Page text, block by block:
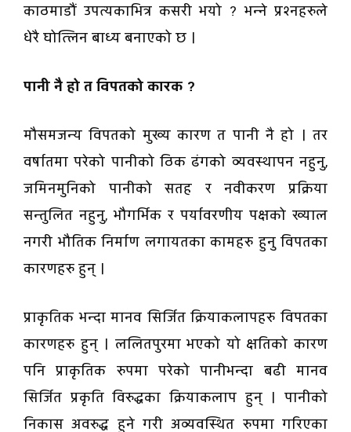
काठमाडौं उपत्यकाभित्र कसरी भयो ? भन्ने प्रश्नहरुले
धेरै घोत्लिन बाध्य बनाएको छ ।
पानी नै हो त विपतको कारक ?
मौसमजन्य विपतको मुख्य कारण त पानी नै हो । तर
वर्षातमा परेको पानीको ठिक ढंगको व्यवस्थापन नहुनु,
जमिनमुनिको पानीको सतह र नवीकरण प्रक्रिया
सन्तुलित नहुनु, भौगर्भिक र पर्यावरणीय पक्षको ख्याल
नगरी भौतिक निर्माण लगायतका कामहरु हुनु विपतका
कारणहरु हुन् ।
प्राकृतिक भन्दा मानव सिर्जित क्रियाकलापहरु विपतका
कारणहरु हुन् । ललितपुरमा भएको यो क्षतिको कारण
पनि प्राकृतिक रुपमा परेको पानीभन्दा बढी मानव
सिर्जित प्रकृति विरुद्धका क्रियाकलाप हुन् । पानीको
निकास अवरुद्ध हुने गरी अव्यवस्थित रुपमा गरिएका